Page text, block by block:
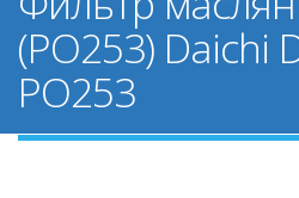
(PO253) Daichi
PO253